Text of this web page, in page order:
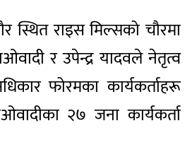
स्थित राइस मिल्सको चौरमा
र उपेन्द्र यादवले नेतृत्व
फोरमका कार्यकर्ताहरू
२७ जना कार्यकर्ता